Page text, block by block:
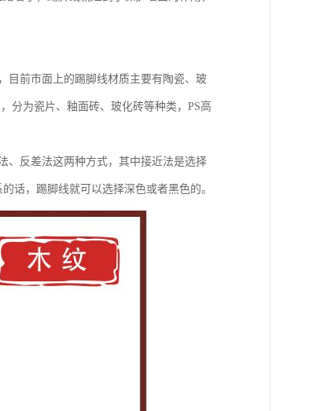
目前市面上的踢脚线材质主要有陶瓷、玻
分为瓷片、釉面砖、玻化砖等种类，PS高
、反差法这两种方式，其中接近法是选择
话，踢脚线就可以选择深色或者黑色的。